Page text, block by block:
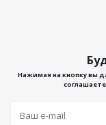
Нажимая на кнопку вы